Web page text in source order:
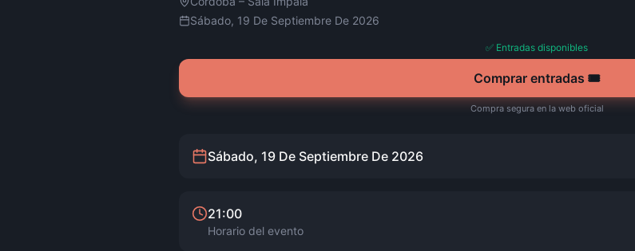
Sábado, 19 De Septiembre De 2026
✅ Entradas disponibles
Comprar entradas 🎟️
Compra segura en la web oficial
Sábado, 19 De Septiembre De 2026
21:00
Horario del evento